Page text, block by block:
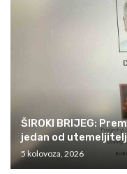
ŠIROKI BRIJEG:
jedan od
5 kolovoza, 2026